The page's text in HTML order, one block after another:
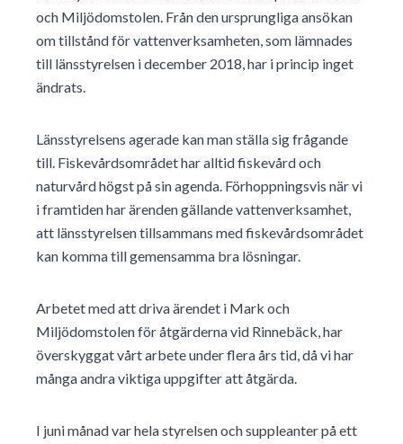
och Miljödomstolen. Från den ursprungliga ansökan
om tillstånd för vattenverksamheten, som lämnades
till länsstyrelsen i december 2018, har i princip inget
ändrats.
Länsstyrelsens agerade kan man ställa sig frågande
till. Fiskevårdsområdet har alltid fiskevård och
naturvård högst på sin agenda. Förhoppningsvis när vi
i framtiden har ärenden gällande vattenverksamhet,
att länsstyrelsen tillsammans med fiskevårdsområdet
kan komma till gemensamma bra lösningar.
Arbetet med att driva ärendet i Mark och
Miljödomstolen för åtgärderna vid Rinnebäck, har
överskyggat vårt arbete under flera års tid, då vi har
många andra viktiga uppgifter att åtgärda.
I juni månad var hela styrelsen och suppleanter på ett